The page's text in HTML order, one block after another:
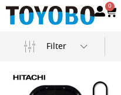
0
Filter